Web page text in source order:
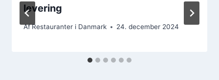
levering
AfRestauranter i Danmark 24. december 2024